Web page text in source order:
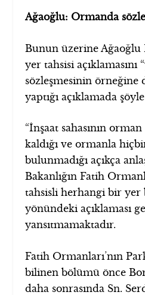
Ağaoğlu: Ormanda
Bunun üzerine Ağaoğlu
yer tahsisi açıklamasını
sözleşmesinin örneğine
yaptığı açıklamada
“İnşaat sahasının orman
kaldığı ve ormanla
bulunmadığı açıkça
Bakanlığın Fatih
tahsisli herhangi bir yer
yönündeki açıklaması
yansıtmamaktadır.
Fatih Ormanları’nın
bilinen bölümü önce
daha sonrasında Sn.